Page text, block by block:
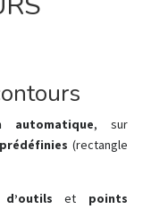
automatique, sur
(rectangle
et points